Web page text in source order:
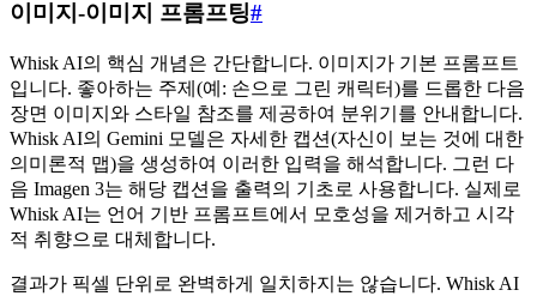
이미지-이미지 프롬프팅#
Whisk AI의 핵심 개념은 간단합니다. 이미지가 기본 프롬프트
입니다. 좋아하는 주제(예: 손으로 그린 캐릭터)를 드롭한 다음
장면 이미지와 스타일 참조를 제공하여 분위기를 안내합니다.
Whisk AI의 Gemini 모델은 자세한 캡션(자신이 보는 것에 대한
의미론적 맵)을 생성하여 이러한 입력을 해석합니다. 그런 다
음 Imagen 3는 해당 캡션을 출력의 기초로 사용합니다. 실제로
Whisk AI는 언어 기반 프롬프트에서 모호성을 제거하고 시각
적 취향으로 대체합니다.
결과가 픽셀 단위로 완벽하게 일치하지는 않습니다. Whisk AI